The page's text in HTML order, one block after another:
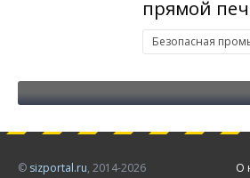
прямой
Безопасная
© sizportal.ru, 2014-2026
О